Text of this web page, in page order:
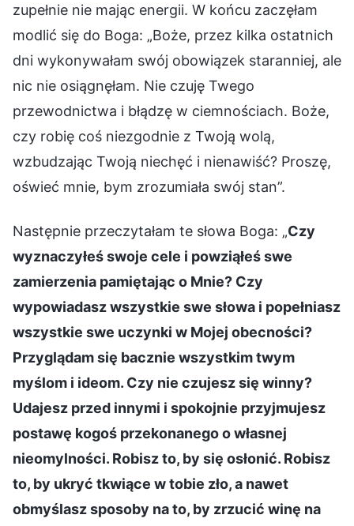
zupełnie nie mając energii. W końcu zaczęłam
modlić się do Boga: „Boże, przez kilka ostatnich
dni wykonywałam swój obowiązek staranniej, ale
nic nie osiągnęłam. Nie czuję Twego
przewodnictwa i błądzę w ciemnościach. Boże,
czy robię coś niezgodnie z Twoją wolą,
wzbudzając Twoją niechęć i nienawiść? Proszę,
oświeć mnie, bym zrozumiała swój stan”.
Następnie przeczytałam te słowa Boga: „Czy
wyznaczyłeś swoje cele i powziąłeś swe
zamierzenia pamiętając o Mnie? Czy
wypowiadasz wszystkie swe słowa i popełniasz
wszystkie swe uczynki w Mojej obecności?
Przyglądam się bacznie wszystkim twym
myślom i ideom. Czy nie czujesz się winny?
Udajesz przed innymi i spokojnie przyjmujesz
postawę kogoś przekonanego o własnej
nieomylności. Robisz to, by się osłonić. Robisz
to, by ukryć tkwiące w tobie zło, a nawet
obmyślasz sposoby na to, by zrzucić winę na